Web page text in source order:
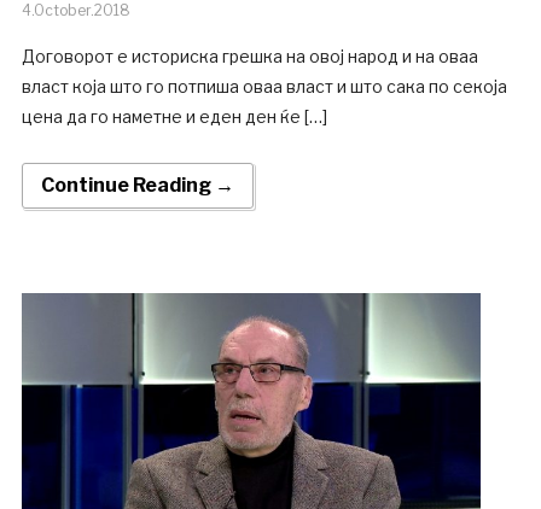
4.October.2018
Договорот е историска грешка на овој народ и на оваа
власт која што го потпиша оваа власт и што сака по секоја
цена да го наметне и еден ден ќе […]
Continue Reading →